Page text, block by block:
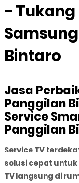
- Tukang
Bintaro
Jasa
Panggilan
Service
Panggilan
Service TV
solusi cepat untuk
TV langsung di